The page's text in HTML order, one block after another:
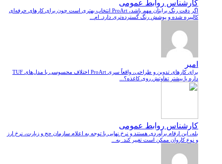
کارشناس روابط عمومی
اگر دقت رنگ برایتان مهم باشد، ProArt انتخاب بهتری است چون برای کارهای حرفه‌ای
کالیبره شده و پوشش رنگ گسترده‌تری دارد. ام...
امیر
برای کارهای تدوین و طراحی، واقعاً سری ProArt اختلاف محسوسی با مدل‌های TUF
داره یا بیشتر تفاوتش روی کاغذه؟...
کارشناس روابط عمومی
بله، این ارقام برآوردی هستند و نرخ نهایی با توجه به اعلام سازمان حج و زیارت، نرخ ارز
و نوع کاروان ممکن است تغییر کند. به...